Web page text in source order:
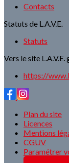
Contacts
Statuts de L.A.V.E.
Statuts
Vers le site
https://
Plan du site
Licences
Mentions
CGUV
Paramétrer